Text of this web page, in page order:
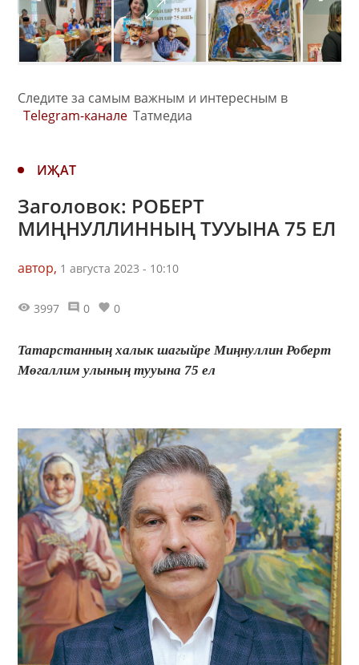
Следите за самым важным и интересным в
Telegram-канале Татмедиа
ИҖАТ
Заголовок: РОБЕРТ
МИҢНУЛЛИННЫҢ ТУУЫНА 75 ЕЛ
автор, 1 августа 2023 - 10:10
3997 0 0
Татарстанның халык шагыйре Миңнуллин Роберт
Мөгаллим улының тууына 75 ел